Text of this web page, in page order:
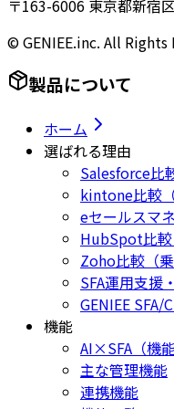
〒163-6006 東京都新宿
© GENIEE.inc. All Rights
製品について
ホーム
選ばれる理由
Salesforce比
kintone比較（
eセールスマ
HubSpot比較
Zoho比較（乗
SFA運用支援
GENIEE SFA/
機能
AI×SFA（機能
主な管理機能
連携機能